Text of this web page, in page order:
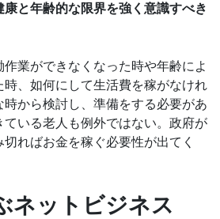
と年齢的な限界を強く意識すべき
業ができなくなった時や年齢によ
時、如何にして生活費を稼がなけれ
から検討し、準備をする必要があ
ている老人も例外ではない。政府が
ればお金を稼ぐ必要性が出てく
ネットビジネス